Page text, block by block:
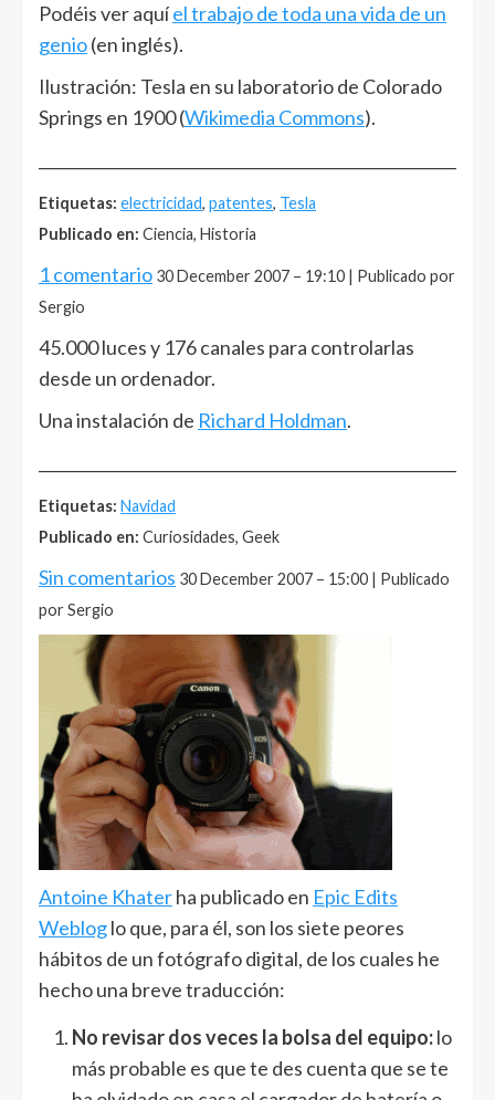
Podéis ver aquíel trabajo de toda una vida de un
genio(en inglés).
Ilustración: Tesla en su laboratorio de Colorado
Springs en 1900 (Wikimedia Commons).
Etiquetas: electricidad, patentes, Tesla
Publicado en: Ciencia, Historia
1 comentario 30 December 2007 – 19:10 | Publicado por
Sergio
45.000 luces y 176 canales para controlarlas
desde un ordenador.
Una instalación de Richard Holdman.
Etiquetas: Navidad
Publicado en: Curiosidades, Geek
Sin comentarios 30 December 2007 – 15:00 | Publicado
por Sergio
Antoine Khaterha publicado en Epic Edits
Webloglo que, para él, son los siete peores
hábitos de un fotógrafo digital, de los cuales he
hecho una breve traducción:
No revisar dos veces la bolsa del equipo:lo
más probable es que te des cuenta que se te